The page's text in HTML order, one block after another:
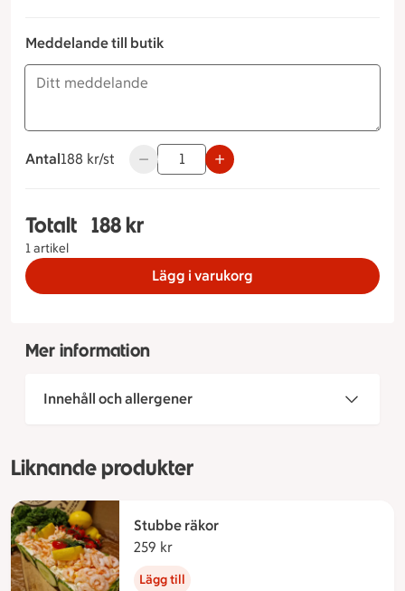
Meddelande till butik
Antal
188 kronor styck
188 kr/st Använd knapparna för att minska eller
Totalt
1 artikel
Totalt 1 stycken Vegetarisk stubbe, 188 kronor
188 kr
Lägg i varukorg
Mer information
Innehåll och allergener
Liknande produkter
Stubbe räkor
259 kr
Lägg till